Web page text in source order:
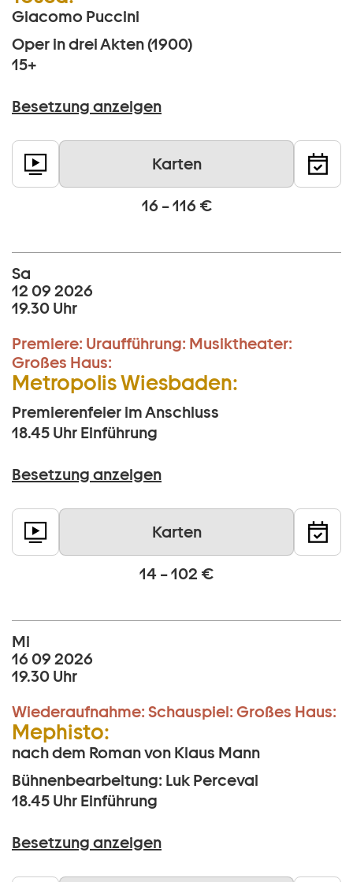
Giacomo Puccini
Oper in drei Akten (1900)
15+
Besetzung anzeigen
Karten
16 – 116 €
Sa
12 09 2026
19.30 Uhr
Premiere: Uraufführung: Musiktheater:
Großes Haus:
Metropolis Wiesbaden:
Premierenfeier im Anschluss
18.45 Uhr Einführung
Besetzung anzeigen
Karten
14 – 102 €
Mi
16 09 2026
19.30 Uhr
Wiederaufnahme: Schauspiel: Großes Haus:
Mephisto:
nach dem Roman von Klaus Mann
Bühnenbearbeitung: Luk Perceval
18.45 Uhr Einführung
Besetzung anzeigen